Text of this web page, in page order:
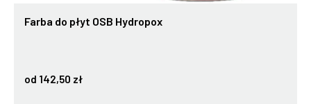
Farba do płyt OSB Hydropox
od 142,50 zł